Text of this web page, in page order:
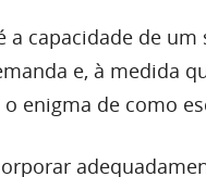
a capacidade de
e, à medida
enigma de como